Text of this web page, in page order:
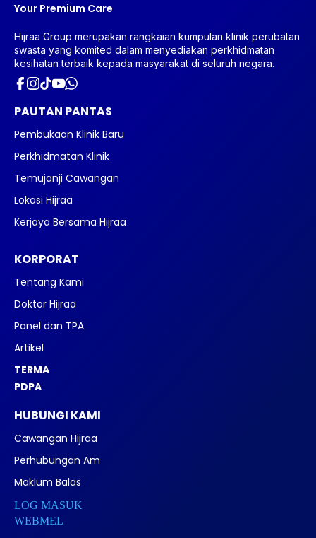
Your Premium Care
Hijraa Group merupakan rangkaian kumpulan klinik perubatan
swasta yang komited dalam menyediakan perkhidmatan
kesihatan terbaik kepada masyarakat di seluruh negara.
PAUTAN PANTAS
Pembukaan Klinik Baru
Perkhidmatan Klinik
Temujanji Cawangan
Lokasi Hijraa
Kerjaya Bersama Hijraa
KORPORAT
Tentang Kami
Doktor Hijraa
Panel dan TPA
Artikel
TERMA
PDPA
HUBUNGI KAMI
Cawangan Hijraa
Perhubungan Am
Maklum Balas
LOG MASUK
WEBMEL